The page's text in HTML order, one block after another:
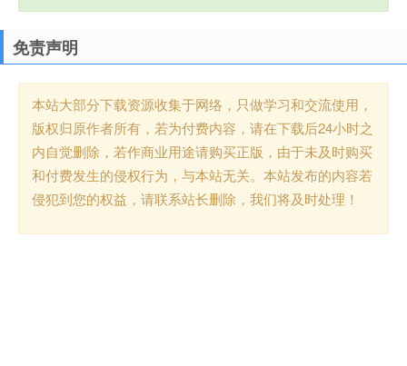
免责声明
本站大部分下载资源收集于网络，只做学习和交流使用，
版权归原作者所有，若为付费内容，请在下载后24小时之
内自觉删除，若作商业用途请购买正版，由于未及时购买
和付费发生的侵权行为，与本站无关。本站发布的内容若
侵犯到您的权益，请联系站长删除，我们将及时处理！